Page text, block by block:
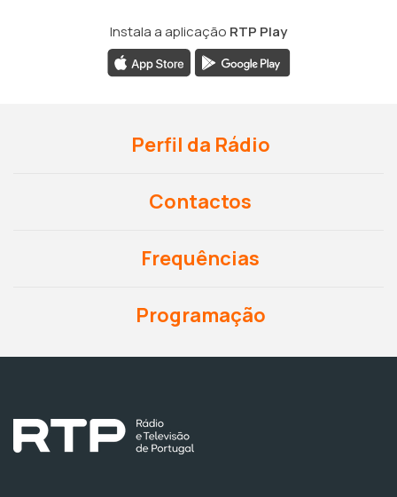
Instala a aplicação RTP Play
Perfil da Rádio
Contactos
Frequências
Programação